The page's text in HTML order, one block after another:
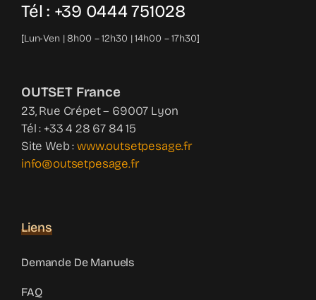
Tél : +39 0444 751028
[Lun-Ven | 8h00 – 12h30 | 14h00 – 17h30]
OUTSET France
23, Rue Crépet – 69007 Lyon
Tél : +33 4 28 67 84 15
Site Web :www.outsetpesage.fr
info@outsetpesage.fr
Liens
Demande De Manuels
FAQ